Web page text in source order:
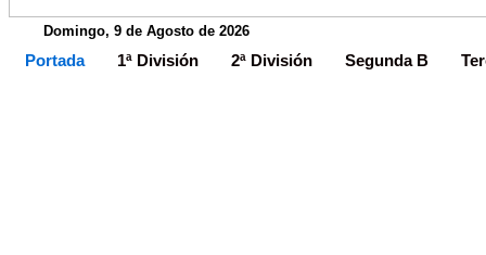
Domingo, 9 de Agosto de 2026
Portada 1ª División 2ª División Segunda B